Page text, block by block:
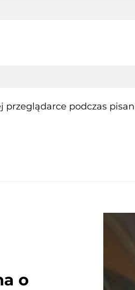
podczas
o